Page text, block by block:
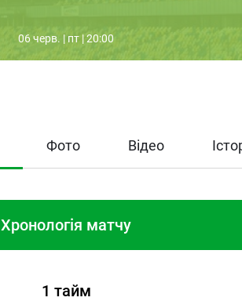
06 черв. | пт | 20:00
Фото Відео
Хронологія матчу
1 тайм